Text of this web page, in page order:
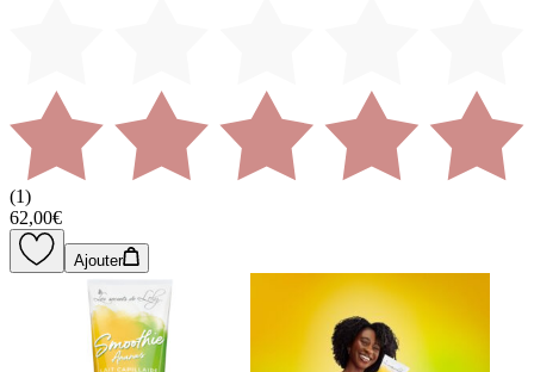
(1)
62,00€
Ajouter